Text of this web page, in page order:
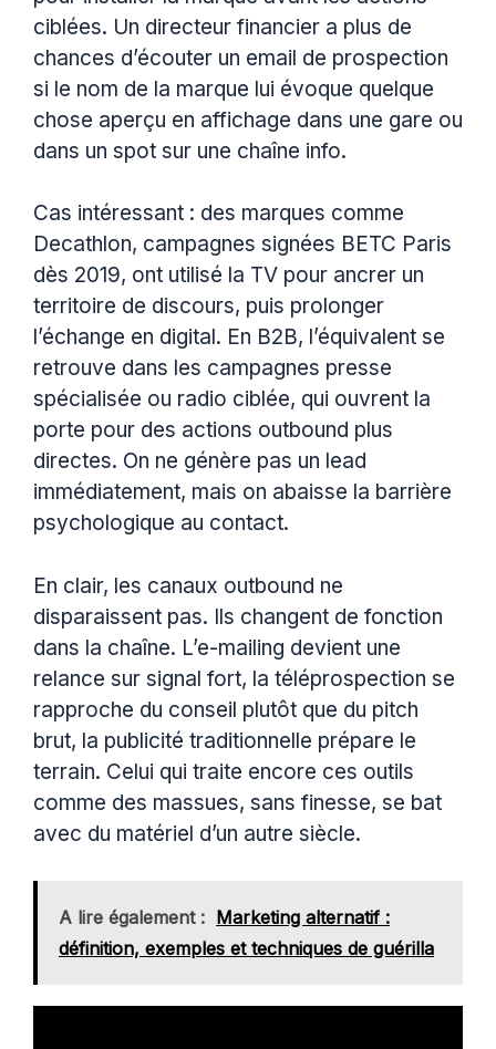
ciblées. Un directeur financier a plus de
chances d’écouter un email de prospection
si le nom de la marque lui évoque quelque
chose aperçu en affichage dans une gare ou
dans un spot sur une chaîne info.
Cas intéressant : des marques comme
Decathlon, campagnes signées BETC Paris
dès 2019, ont utilisé la TV pour ancrer un
territoire de discours, puis prolonger
l’échange en digital. En B2B, l’équivalent se
retrouve dans les campagnes presse
spécialisée ou radio ciblée, qui ouvrent la
porte pour des actions outbound plus
directes. On ne génère pas un lead
immédiatement, mais on abaisse la barrière
psychologique au contact.
En clair, les canaux outbound ne
disparaissent pas. Ils changent de fonction
dans la chaîne. L’e-mailing devient une
relance sur signal fort, la téléprospection se
rapproche du conseil plutôt que du pitch
brut, la publicité traditionnelle prépare le
terrain. Celui qui traite encore ces outils
comme des massues, sans finesse, se bat
avec du matériel d’un autre siècle.
A lire également : Marketing alternatif :
définition, exemples et techniques de guérilla